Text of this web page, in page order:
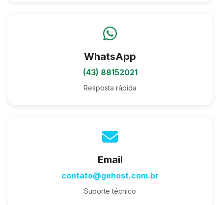
WhatsApp
(43) 88152021
Resposta rápida
Email
contato@gehost.com.br
Suporte técnico